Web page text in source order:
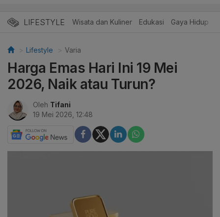
LIFESTYLE Wisata dan Kuliner Edukasi Gaya Hidup
Lifestyle Varia
Harga Emas Hari Ini 19 Mei
2026, Naik atau Turun?
Oleh Tifani
19 Mei 2026, 12:48